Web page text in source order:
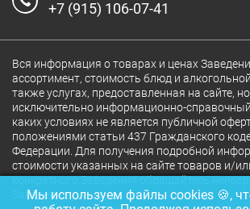
+7 (915) 106-07-41
Вся информация о товарах и ценах
ассортимент, стоимость блюд и
также услугах, предоставленная на сайте,
исключительно информационно-
каких условиях не является публичной
положениями статьи 437 Гражданского
Федерации. Для получения подробной
стоимости указанных на сайте товаров и/
конкретного Заведения обращайтесь
Заведение.
Мы используем файлы cookies 🍪,